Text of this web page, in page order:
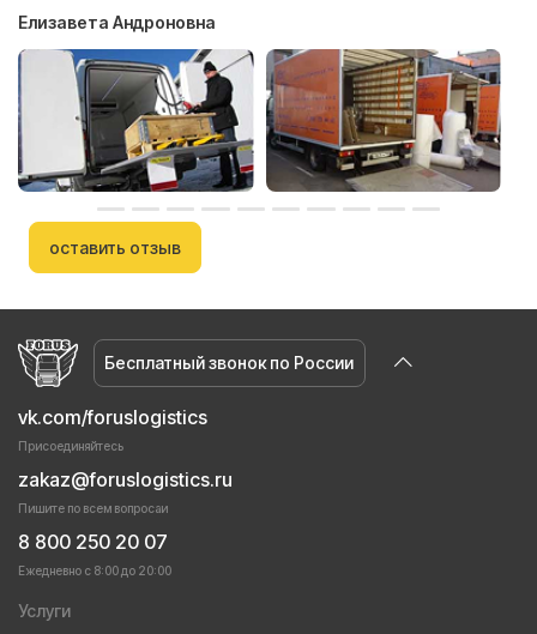
Елизавета Андроновна
оставить отзыв
Бесплатный звонок по России
vk.com/foruslogistics
Присоединяйтесь
zakaz@foruslogistics.ru
Пишите по всем вопросаи
8 800 250 20 07
Ежедневно с 8:00 до 20:00
Услуги